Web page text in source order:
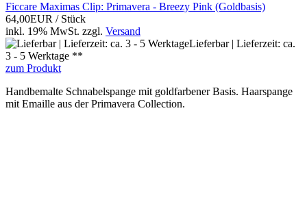
Ficcare Maximas Clip: Primavera - Breezy Pink (Goldbasis)
64,00EUR / Stück
inkl. 19% MwSt. zzgl. Versand
Lieferbar | Lieferzeit: ca.
3 - 5 Werktage **
zum Produkt
Handbemalte Schnabelspange mit goldfarbener Basis. Haarspange
mit Emaille aus der Primavera Collection.